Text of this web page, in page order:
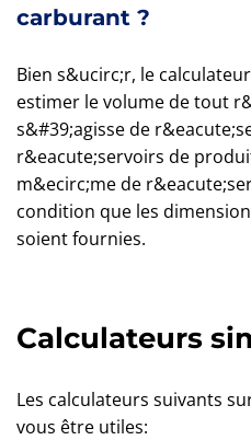
carburant ?
Bien s&ucirc;r, le
estimer le volume de tout
s&#39;agisse de
r&eacute;servoirs de
m&ecirc;me de
condition que les
soient fournies.
Calculateurs
Les calculateurs suivants
vous être utiles: